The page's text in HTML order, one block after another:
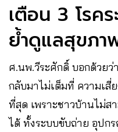
เตือน 3 โรค
ย้ำดูแลสุขภา
ศ.นพ.วีระศักดิ์ บอกด้วย
กลับมาไม่เต็มที่ ความเสี่
ที่สุด เพราะชาวบ้านไม่ส
ได้ ทั้งระบบขับถ่าย อุปก